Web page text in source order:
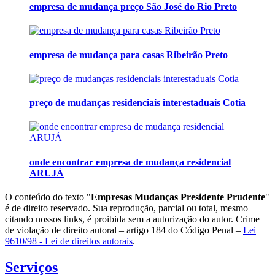
empresa de mudança preço São José do Rio Preto
empresa de mudança para casas Ribeirão Preto
preço de mudanças residenciais interestaduais Cotia
onde encontrar empresa de mudança residencial
ARUJÁ
O conteúdo do texto "Empresas Mudanças Presidente Prudente"
é de direito reservado. Sua reprodução, parcial ou total, mesmo
citando nossos links, é proibida sem a autorização do autor. Crime
de violação de direito autoral – artigo 184 do Código Penal – Lei
9610/98 - Lei de direitos autorais.
Serviços